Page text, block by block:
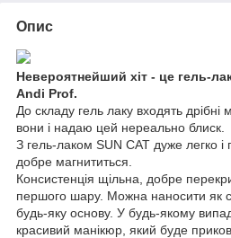
Опис
Невероятнейший хіт - це гель-
Andi Prof.
До складу гель лаку входять дрібні
вони і надаю цей нереально блиск.
З гель-лаком SUN CAT дуже легко і
добре магнититься.
Консистенція щільна, добре
першого шару. Можна наносити як
будь-яку основу. У будь-якому
красивий манікюр, який буде